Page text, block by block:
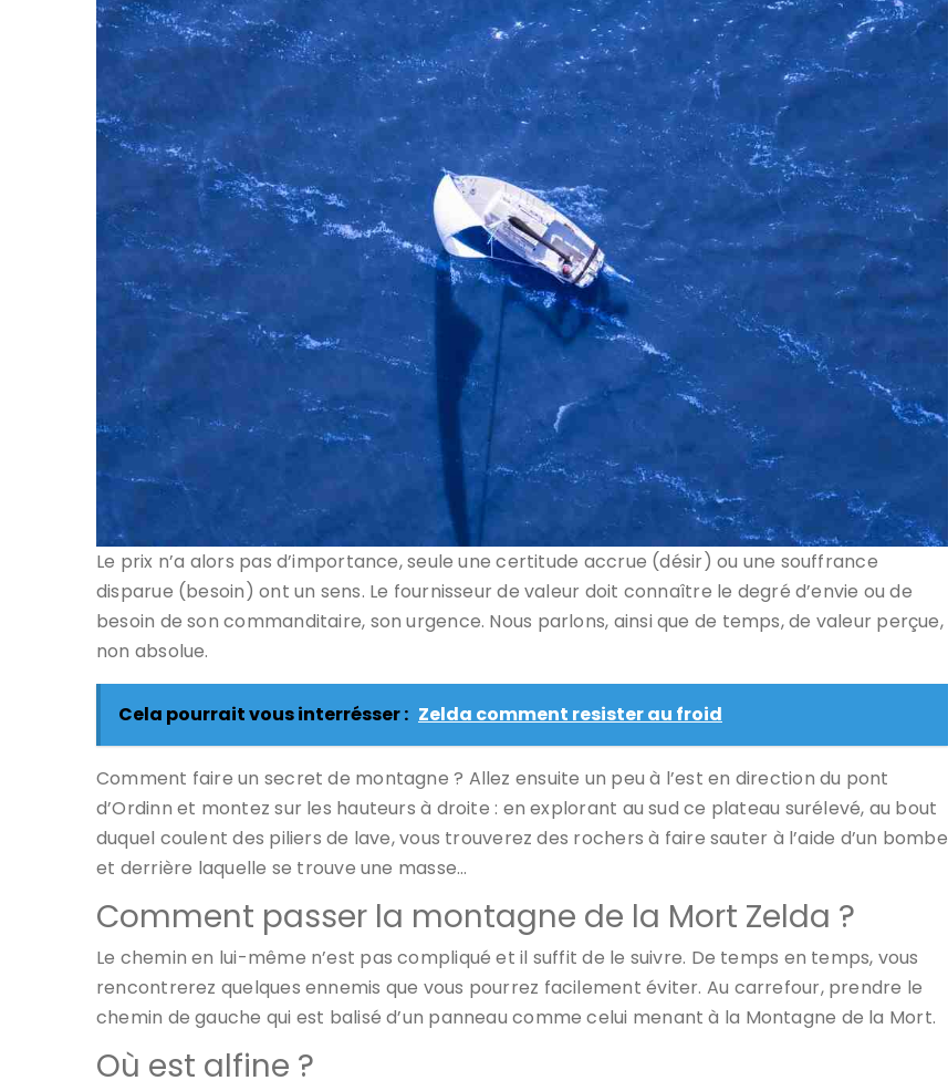
Le prix n’a alors pas d’importance, seule une certitude accrue (désir) ou une souffrance
disparue (besoin) ont un sens. Le fournisseur de valeur doit connaître le degré d’envie ou de
besoin de son commanditaire, son urgence. Nous parlons, ainsi que de temps, de valeur perçue,
non absolue.
Cela pourrait vous interrésser : Zelda comment resister au froid
Comment faire un secret de montagne ? Allez ensuite un peu à l’est en direction du pont
d’Ordinn et montez sur les hauteurs à droite : en explorant au sud ce plateau surélevé, au bout
duquel coulent des piliers de lave, vous trouverez des rochers à faire sauter à l’aide d’un bombe
et derrière laquelle se trouve une masse…
Comment passer la montagne de la Mort Zelda ?
Le chemin en lui-même n’est pas compliqué et il suffit de le suivre. De temps en temps, vous
rencontrerez quelques ennemis que vous pourrez facilement éviter. Au carrefour, prendre le
chemin de gauche qui est balisé d’un panneau comme celui menant à la Montagne de la Mort.
Où est alfine ?